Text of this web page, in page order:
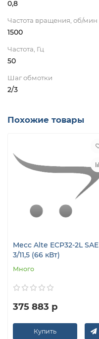
0,8
Частота вращения, об/мин
1500
Частота, Гц
50
Шаг обмотки
2/3
Похожие товары
Mecc Alte ECP32-2L SAE
3/11,5 (66 кВт)
Много
375 883 р
Купить